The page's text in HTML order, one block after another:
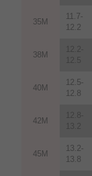
35M
11.7-
12.2
38M
12.2-
12.5
40M
12.5-
12.8
42M
12.8-
13.2
45M
13.2-
13.8